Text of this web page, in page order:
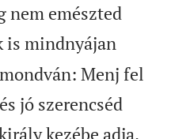
nem emészted
is mindnyájan
Menj fel
jó szerencséd
kezébe adja.